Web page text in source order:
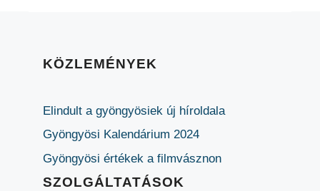
KÖZLEMÉNYEK
Elindult a gyöngyösiek új híroldala
Gyöngyösi Kalendárium 2024
Gyöngyösi értékek a filmvásznon
SZOLGÁLTATÁSOK